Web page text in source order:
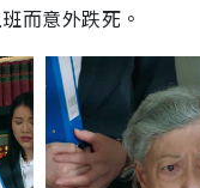
而意外跌死。